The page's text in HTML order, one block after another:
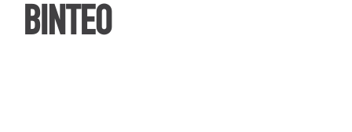
ΒΙΝΤΕΟ